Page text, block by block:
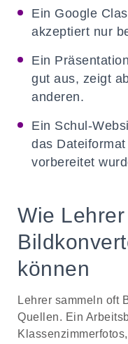
Ein Google
akzeptiert nur
Ein
gut aus, zeigt
anderen.
Ein Schul-
das
vorbereitet
Wie
können
Lehrer sammeln oft
Quellen. Ein